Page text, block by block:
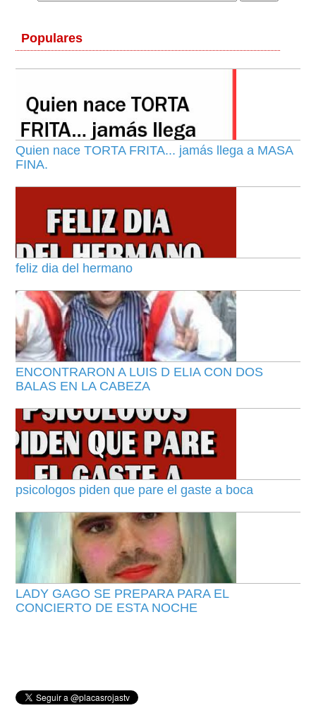
Populares
Quien nace TORTA FRITA... jamás llega a MASA
FINA.
feliz dia del hermano
ENCONTRARON A LUIS D ELIA CON DOS
BALAS EN LA CABEZA
psicologos piden que pare el gaste a boca
LADY GAGO SE PREPARA PARA EL
CONCIERTO DE ESTA NOCHE